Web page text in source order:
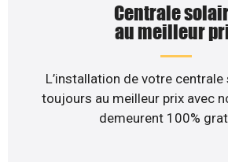
Centrale
au meilleur
L’installation de votre
toujours au meilleur prix avec
demeurent 100%